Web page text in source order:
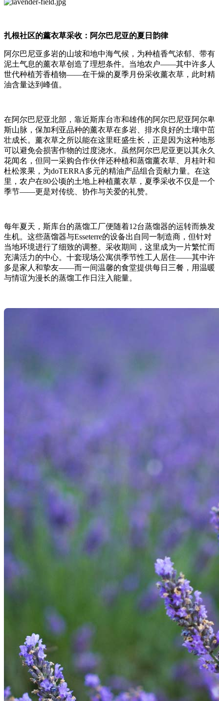
扎根社区的薰衣草采收：阿尔巴尼亚的夏日韵律
阿尔巴尼亚多岩的山坡和地中海气候，为种植香气浓郁、带有
泥土气息的薰衣草创造了理想条件。当地农户——其中许多人
世代种植芳香植物——在干燥的夏季月份采收薰衣草，此时精
油含量达到峰值。
在阿尔巴尼亚北部，靠近斯库台市和雄伟的阿尔巴尼亚阿尔卑
斯山脉，保加利亚品种的薰衣草在多岩、排水良好的土壤中茁
壮成长。薰衣草之所以能在这里旺盛生长，正是因为这种地形
可以避免会损害作物的过度浇水。虽然阿尔巴尼亚更以其永久
花闻名，但同一采购合作伙伴还种植和蒸馏薰衣草、月桂叶和
杜松浆果，为doTERRA多元的精油产品组合贡献力量。在这
里，农户在80公顷的土地上种植薰衣草，夏季采收不仅是一个
季节——更是对传统、协作与关爱的礼赞。
每年夏天，斯库台的蒸馏工厂便随着12台蒸馏器的运转而焕发
生机。这些蒸馏器与Esseterre的设备出自同一制造商，但针对
当地环境进行了细致的调整。采收期间，这里成为一片繁忙而
充满活力的中心。十套现场公寓供季节性工人居住——其中许
多是家人和挚友——而一间温馨的食堂提供每日三餐，用温暖
与情谊为漫长的蒸馏工作日注入能量。